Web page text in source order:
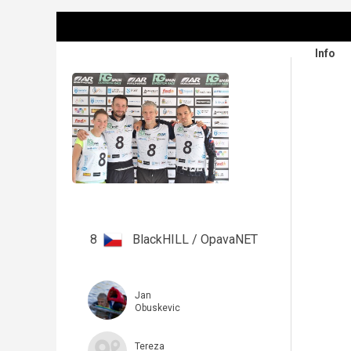
8 BlackHILL / OpavaNET
Jan
Obuskevic
Tereza
Info